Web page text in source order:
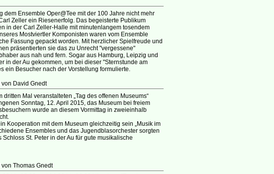
dem Ensemble Oper@Tee mit der 100 Jahre nicht mehr
Zeller ein Riesenerfolg. Das begeisterte Publikum
in der Carl Zeller-Halle mit minutenlangem tosendem
Mostviertler Komponisten waren vom Ensemble
Fassung gepackt worden. Mit herzlicher Spielfreude und
präsentierten sie das zu Unrecht "vergessene"
aus nah und fern. Sogar aus Hamburg, Leipzig und
in der Au gekommen, um bei dieser "Sternstunde am
ein Besucher nach der Vorstellung formulierte.
von David Gnedt
Mal veranstalteten „Tag des offenen Museums“
Sonntag, 12. April 2015, das Museum bei freiem
wurde an diesem Vormittag in zweieinhalb
Kooperation mit dem Museum gleichzeitig sein „Musik im
Ensembles und das Jugendblasorchester sorgten
St. Peter in der Au für gute musikalische
von Thomas Gnedt